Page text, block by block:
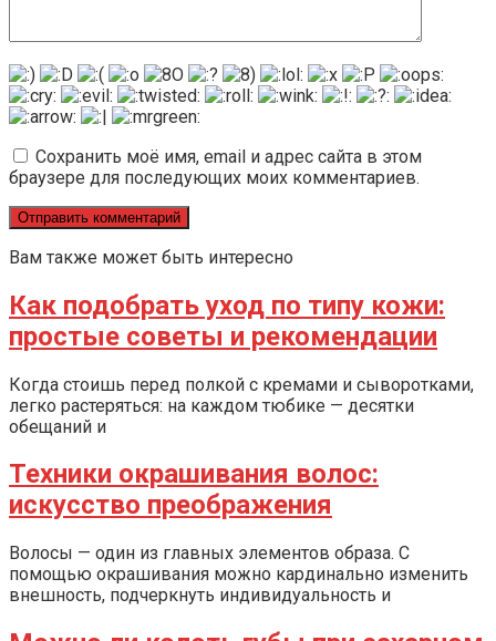
Сохранить моё имя, email и адрес сайта в этом
браузере для последующих моих комментариев.
Вам также может быть интересно
Как подобрать уход по типу кожи:
простые советы и рекомендации
Когда стоишь перед полкой с кремами и сыворотками,
легко растеряться: на каждом тюбике — десятки
обещаний и
Техники окрашивания волос:
искусство преображения
Волосы — один из главных элементов образа. С
помощью окрашивания можно кардинально изменить
внешность, подчеркнуть индивидуальность и